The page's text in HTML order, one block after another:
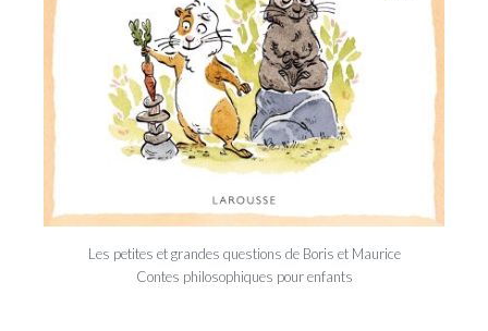
Les petites et grandes questions de Boris et Maurice
Contes philosophiques pour enfants